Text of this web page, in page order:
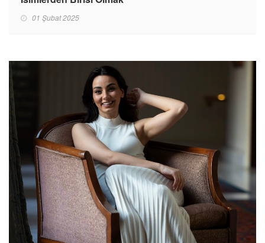
01 Şubat 2025